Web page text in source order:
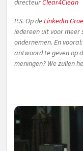
directeurClear4Clean
P.S. Op deLinkedIn
iedereen uit voor meer
ondernemen. En
antwoord te geven op
meningen? We zullen